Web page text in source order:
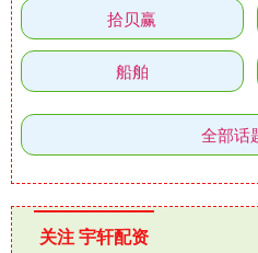
拾贝赢
船舶
全部话
关注 宇轩配资